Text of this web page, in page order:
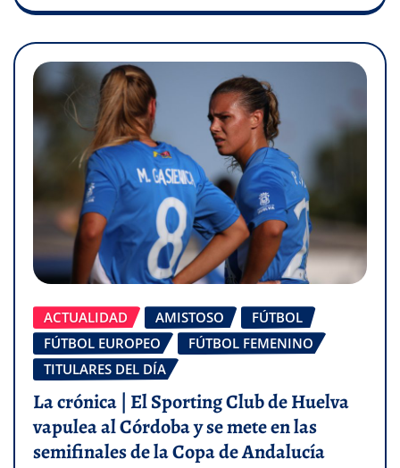
ACTUALIDAD AMISTOSO
FÚTBOL
FÚTBOL EUROPEO
FÚTBOL FEMENINO
TITULARES DEL DÍA
La crónica | El Sporting Club de Huelva
vapulea al Córdoba y se mete en las
semifinales de la Copa de Andalucía